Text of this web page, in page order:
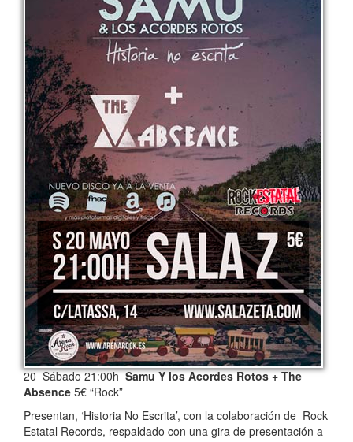
20 Sábado 21:00hSamu Y los Acordes Rotos + The
Absence 5€ “Rock”
Presentan, ‘Historia No Escrita’, con la colaboración de Rock
Estatal Records, respaldado con una gira de presentación a